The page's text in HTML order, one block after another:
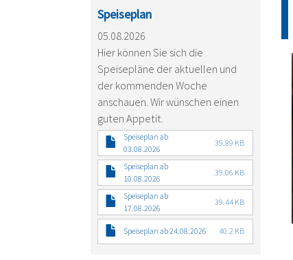
Speiseplan
05.08.2026
Hier können Sie sich die
Speisepläne der aktuellen und
der kommenden Woche
anschauen. Wir wünschen einen
guten Appetit.
Speiseplan ab
03.08.2026
39.89 KB
Speiseplan ab
10.08.2026
39.06 KB
Speiseplan ab
17.08.2026
39.44 KB
Speiseplan ab 24.08.2026 40.2 KB